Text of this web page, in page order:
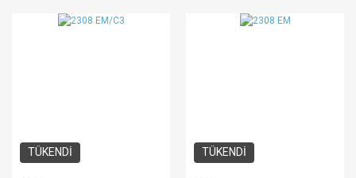
TÜKENDİ TÜKENDİ